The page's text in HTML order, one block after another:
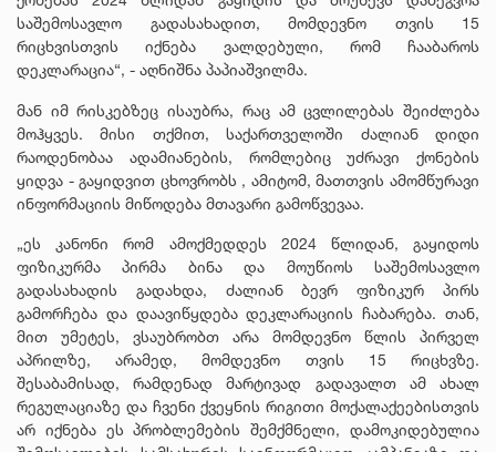
საშემოსავლო გადასახადით, მომდევნო თვის 15
რიცხვისთვის იქნება ვალდებული, რომ ჩააბაროს
დეკლარაცია“, - აღნიშნა პაპიაშვილმა.
მან იმ რისკებზეც ისაუბრა, რაც ამ ცვლილებას შეიძლება
მოჰყვეს. მისი თქმით, საქართველოში ძალიან დიდი
რაოდენობაა ადამიანების, რომლებიც უძრავი ქონების
ყიდვა - გაყიდვით ცხოვრობს , ამიტომ, მათთვის ამომწურავი
ინფორმაციის მიწოდება მთავარი გამოწვევაა.
„ეს კანონი რომ ამოქმედდეს 2024 წლიდან, გაყიდოს
ფიზიკურმა პირმა ბინა და მოუწიოს საშემოსავლო
გადასახადის გადახდა, ძალიან ბევრ ფიზიკურ პირს
გამორჩება და დაავიწყდება დეკლარაციის ჩაბარება. თან,
მით უმეტეს, ვსაუბრობთ არა მომდევნო წლის პირველ
აპრილზე, არამედ, მომდევნო თვის 15 რიცხვზე.
შესაბამისად, რამდენად მარტივად გადავალთ ამ ახალ
რეგულაციაზე და ჩვენი ქვეყნის რიგითი მოქალაქეებისთვის
არ იქნება ეს პრობლემების შემქმნელი, დამოკიდებულია